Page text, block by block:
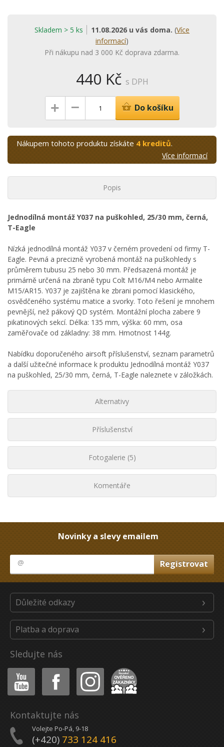
Skladem > 5 ks 11.08.2026 u vás doma. (Více
informací)
Při nákupu nad 3 000 Kč doprava zdarma.
440 Kč s DPH
+ – Do košíku
Nákupem tohoto produktu získáte 4 kreditů.
Více informací
Popis
Jednodílná montáž Y037 na puškohled, 25/30 mm, černá,
T-Eagle
Nízká jednodílná montáž Y037 v černém provedení od firmy T-
Eagle. Pevná a precizně vyrobená montáž na puškohledy s
průměrem tubusu 25 nebo 30 mm. Předsazená montáž je
primárně určená na zbraně typu Colt M16/M4 nebo Armalite
M15/AR15. Y037 je zajištěna ke zbrani pomocí klasického,
osvědčeného systému matice a svorky. Toto řešení je mnohem
pevnější, než pákový QD systém. Montážní plocha zabere 9
pikatinových sekcí. Délka: 135 mm, výška: 60 mm, osa
zaměřovače od základny: 38 mm. Hmotnost 144g.
Nabídku doporučeného airsoft příslušenství, seznam parametrů
a další užitečné informace k produktu Jednodílná montáž Y037
na puškohled, 25/30 mm, černá, T-Eagle naleznete v záložkách.
Alternativy
Příslušenství
Fotogalerie (5)
Komentáře
Novinky a slevy emailem
Důležité odkazy
Platba a doprava
Sledujte nás
Youtube Facebook Instagram Heureka
Kontaktujte nás
Volejte Po-Pá, 9-18
(+420) 733 124 416